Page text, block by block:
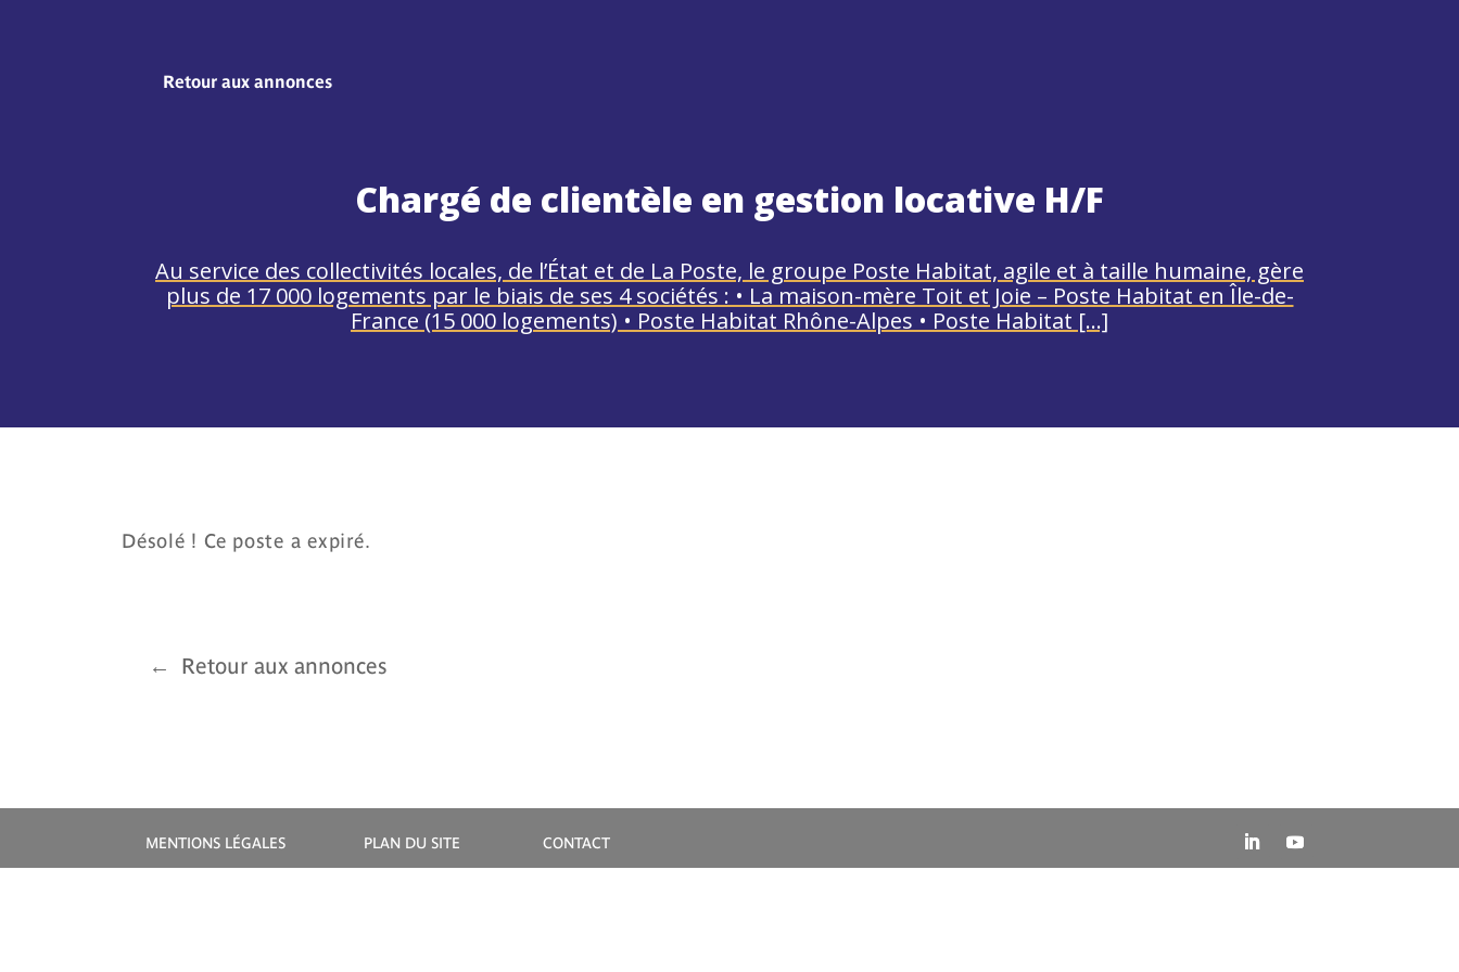
Retour aux annonces
Chargé de clientèle en gestion locative H/F
Au service des collectivités locales, de l’État et de La Poste, le groupe Poste Habitat, agile et à taille humaine, gère
plus de 17 000 logements par le biais de ses 4 sociétés : • La maison-mère Toit et Joie – Poste Habitat en Île-de-
France (15 000 logements) • Poste Habitat Rhône-Alpes • Poste Habitat […]
Désolé ! Ce poste a expiré.
Retour aux annonces
MENTIONS LÉGALES PLAN DU SITE CONTACT